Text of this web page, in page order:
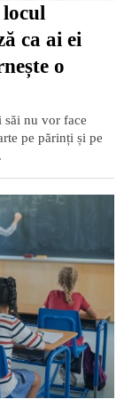
ca ai ei
o
săi nu vor face
pe părinți și pe